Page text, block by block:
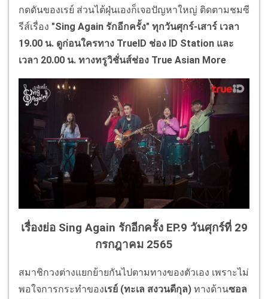
กดดันของเรย์ ส่วนไต้ฝุ่นเองก็เจอปัญหาใหญ่ ติดตามชมซี
รีส์เรื่อง "Sing Again รักอีกครั้ง" ทุกวันศุกร์-เสาร์ เวลา
19.00 น. ดูก่อนใครทาง TrueID ช่อง ID Station และ
เวลา 20.00 น. ทางทรูวิชั่นส์ช่อง True Asian More
เรื่องย่อ Sing Again รักอีกครั้ง EP.9 วันศุกร์ที่ 29
กรกฎาคม 2565
สมาชิกวงต่างแยกย้ายกันไปตามทางของตัวเอง เพราะไม่
พอใจการกระทำของเรย์ (ทะเล สงวนดีกุล) ทางด้านซอล